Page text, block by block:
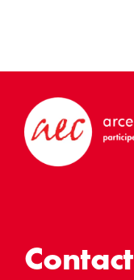
Contact